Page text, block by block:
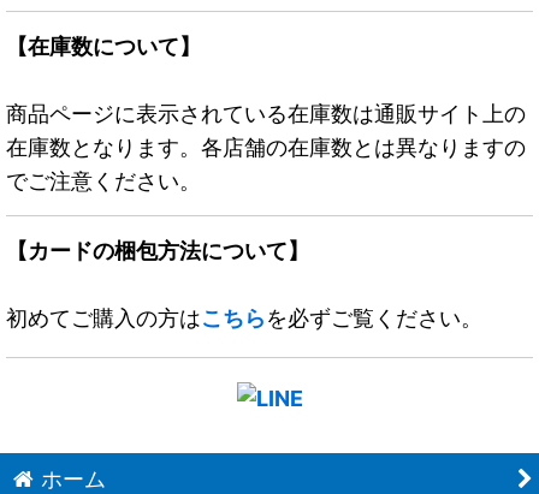
【在庫数について】
商品ページに表示されている在庫数は通販サイト上の
在庫数となります。各店舗の在庫数とは異なりますの
でご注意ください。
【カードの梱包方法について】
初めてご購入の方はこちらを必ずご覧ください。
ホーム